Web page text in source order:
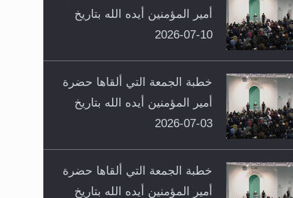
أمير المؤمنين أيده الله بتاريخ
10-07-2026
خطبة الجمعة التي ألقاها حضرة
أمير المؤمنين أيده الله بتاريخ
03-07-2026
خطبة الجمعة التي ألقاها حضرة
أمير المؤمنين أيده الله بتاريخ